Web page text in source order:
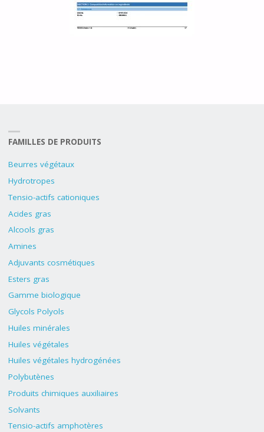
FAMILLES DE PRODUITS
Beurres végétaux
Hydrotropes
Tensio-actifs cationiques
Acides gras
Alcools gras
Amines
Adjuvants cosmétiques
Esters gras
Gamme biologique
Glycols Polyols
Huiles minérales
Huiles végétales
Huiles végétales hydrogénées
Polybutènes
Produits chimiques auxiliaires
Solvants
Tensio-actifs amphotères